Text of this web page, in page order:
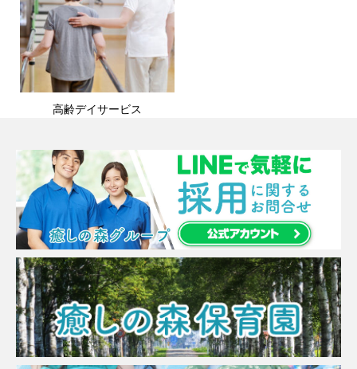
高齢デイサービス